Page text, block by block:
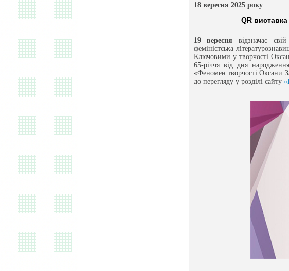
18 вересня 2025 року
QR
19 вересня відзначає
феміністська
Ключовими у творчості
65-річчя від дня
«Феномен творчості Оксани
до перегляду у розділі сайту